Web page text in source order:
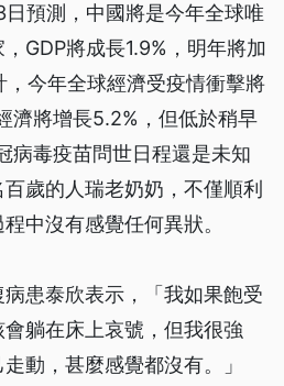
預測，中國將是今年全球唯
GDP將成長1.9%，明年將加
今年全球經濟受疫情衝擊將
濟將增長5.2%，但低於稍早
病毒疫苗問世日程還是未知
歲的人瑞老奶奶，不僅順利
中沒有感覺任何異狀。
患泰欣表示，「我如果飽受
躺在床上哀號，但我很強
動，甚麼感覺都沒有。」